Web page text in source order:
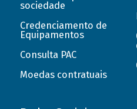
sociedade
Credenciamento de
Equipamentos
Consulta PAC
Moedas contratuais